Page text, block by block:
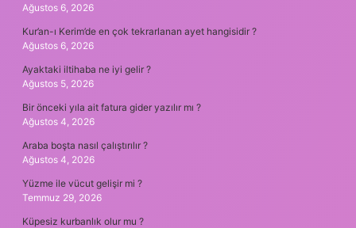
Ağustos 6, 2026
Kur’an-ı Kerim’de en çok tekrarlanan ayet hangisidir ?
Ağustos 6, 2026
Ayaktaki iltihaba ne iyi gelir ?
Ağustos 5, 2026
Bir önceki yıla ait fatura gider yazılır mı ?
Ağustos 4, 2026
Araba boşta nasıl çalıştırılır ?
Ağustos 4, 2026
Yüzme ile vücut gelişir mi ?
Temmuz 29, 2026
Küpesiz kurbanlık olur mu ?